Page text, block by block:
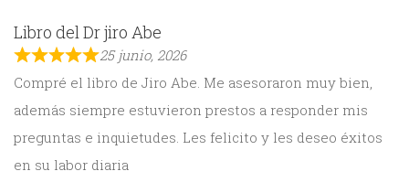
Libro del Dr jiro Abe
25 junio, 2026
Compré el libro de Jiro Abe. Me asesoraron muy bien,
además siempre estuvieron prestos a responder mis
preguntas e inquietudes. Les felicito y les deseo éxitos
en su labor diaria